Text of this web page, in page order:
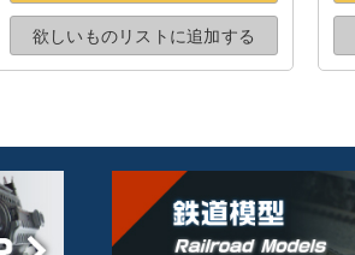
欲しいものリストに追加する